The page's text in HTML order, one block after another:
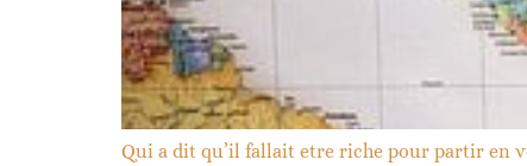
Qui a dit qu’il fallait etre riche pour partir en